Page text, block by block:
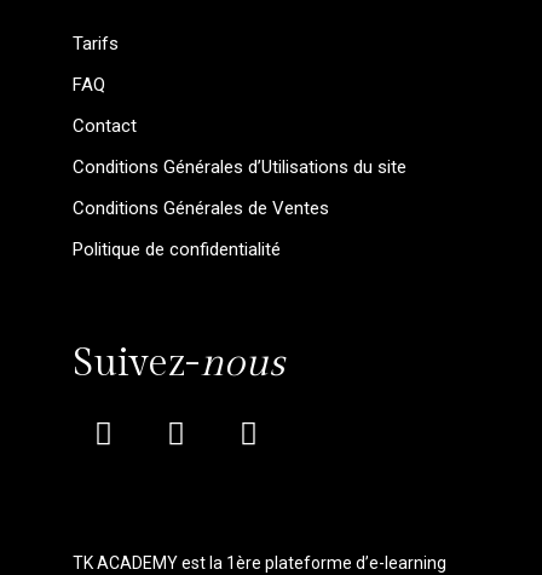
Tarifs
FAQ
Contact
Conditions Générales d’Utilisations du site
Conditions Générales de Ventes
Politique de confidentialité
Suivez-nous
TK ACADEMY est la 1ère plateforme d’e-learning